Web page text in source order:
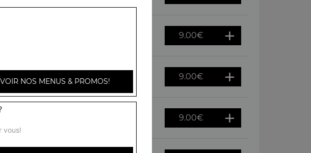
9.00€
viande hachée, oeuf
9.00€
brie, tomates fraîches, raclette
9.00€
VOIR NOS MENUS & PROMOS!
vous!